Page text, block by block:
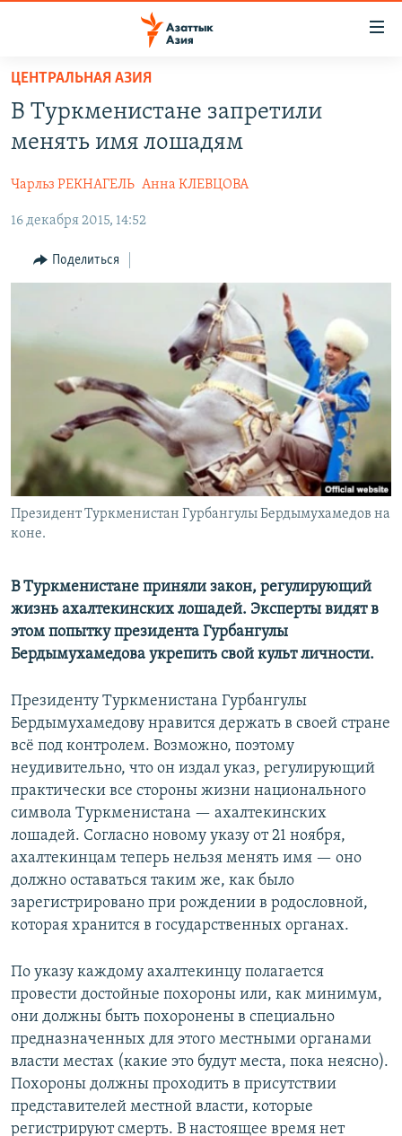
Вернуться
основному
содержанию
навигации
Вернутся
КАЗАХСТАН
УЗБЕКИСТАН
ТАДЖИКИСТАН
НОВОСТИ
НА ДРУГИХ ЯЗЫКАХ
ҚАЗАҚША
КЫРГЫЗЧА
TÜRKMENÇE
ЦЕНТРАЛЬНАЯ АЗИЯ
В Туркменистане запретили
менять имя лошадям
Чарльз РЕКНАГЕЛЬ Анна КЛЕВЦОВА
16 декабря 2015, 14:52
Поделиться
Президент Туркменистан Гурбангулы Бердымухамедов на
коне.
В Туркменистане приняли закон, регулирующий
жизнь ахалтекинских лошадей. Эксперты видят в
этом попытку президента Гурбангулы
Бердымухамедова укрепить свой культ личности.
Президенту Туркменистана Гурбангулы
Бердымухамедову нравится держать в своей стране
всё под контролем. Возможно, поэтому
неудивительно, что он издал указ, регулирующий
практически все стороны жизни национального
символа Туркменистана — ахалтекинских
лошадей. Согласно новому указу от 21 ноября,
ахалтекинцам теперь нельзя менять имя — оно
должно оставаться таким же, как было
зарегистрировано при рождении в родословной,
которая хранится в государственных органах.
По указу каждому ахалтекинцу полагается
провести достойные похороны или, как минимум,
они должны быть похоронены в специально
предназначенных для этого местными органами
власти местах (какие это будут места, пока неясно).
Похороны должны проходить в присутствии
представителей местной власти, которые
регистрируют смерть. В настоящее время нет